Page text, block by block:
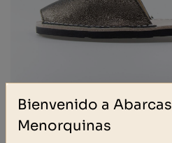
Bienvenido a Abarcas
Menorquinas